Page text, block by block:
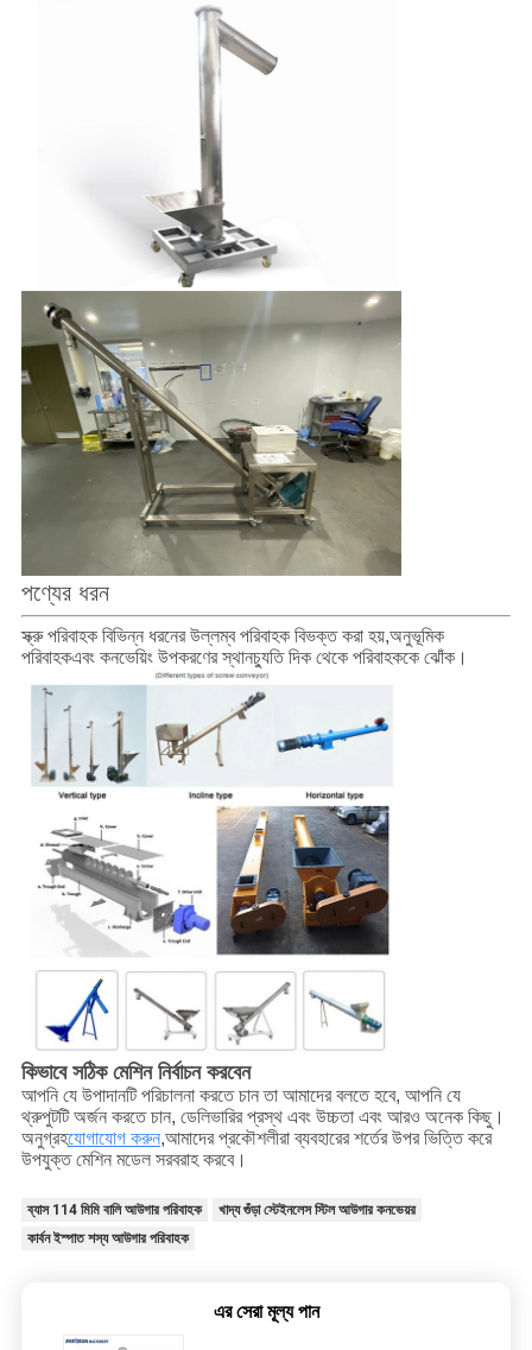
পণ্যের ধরন
স্ক্রু পরিবাহক বিভিন্ন ধরনের উল্লম্ব পরিবাহক বিভক্ত করা হয়,অনুভূমিক
পরিবাহকএবং কনভেয়িং উপকরণের স্থানচ্যুতি দিক থেকে পরিবাহককে ঝোঁক।
কিভাবে সঠিক মেশিন নির্বাচন করবেন
আপনি যে উপাদানটি পরিচালনা করতে চান তা আমাদের বলতে হবে, আপনি যে
থ্রুপুটটি অর্জন করতে চান, ডেলিভারির প্রস্থ এবং উচ্চতা এবং আরও অনেক কিছু।
অনুগ্রহযোগাযোগ করুন,আমাদের প্রকৌশলীরা ব্যবহারের শর্তের উপর ভিত্তি করে
উপযুক্ত মেশিন মডেল সরবরাহ করবে।
ব্যাস 114 মিমি বালি আউগার পরিবাহক
খাদ্য গুঁড়া স্টেইনলেস স্টিল আউগার কনভেয়র
কার্বন ইস্পাত শস্য আউগার পরিবাহক
এর সেরা মূল্য পান